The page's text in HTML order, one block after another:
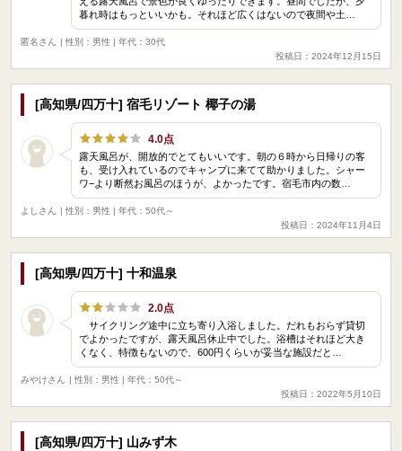
暮れ時はもっといいかも。それほど広くはないので夜間や土…
匿名さん
| 性別：男性 | 年代：30代
投稿日：2024年12月15日
[高知県/四万十] 宿毛リゾート 椰子の湯
4.0点
露天風呂が、開放的でとてもいいです。朝の６時から日帰りの客
も、受け入れているのでキャンプに来てて助かりました。シャー
ワ−より断然お風呂のほうが、よかったです。宿毛市内の数…
よしさん
| 性別：男性 | 年代：50代～
投稿日：2024年11月4日
[高知県/四万十] 十和温泉
2.0点
サイクリング途中に立ち寄り入浴しました。だれもおらず貸切
でよかったですが、露天風呂休止中でした。浴槽はそれほど大き
くなく、特徴もないので、600円くらいが妥当な施設だと…
みやけさん
| 性別：男性 | 年代：50代～
投稿日：2022年5月10日
[高知県/四万十] 山みず木